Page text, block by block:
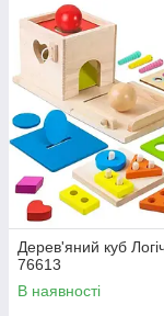
Дерев'яний куб
76613
В наявності